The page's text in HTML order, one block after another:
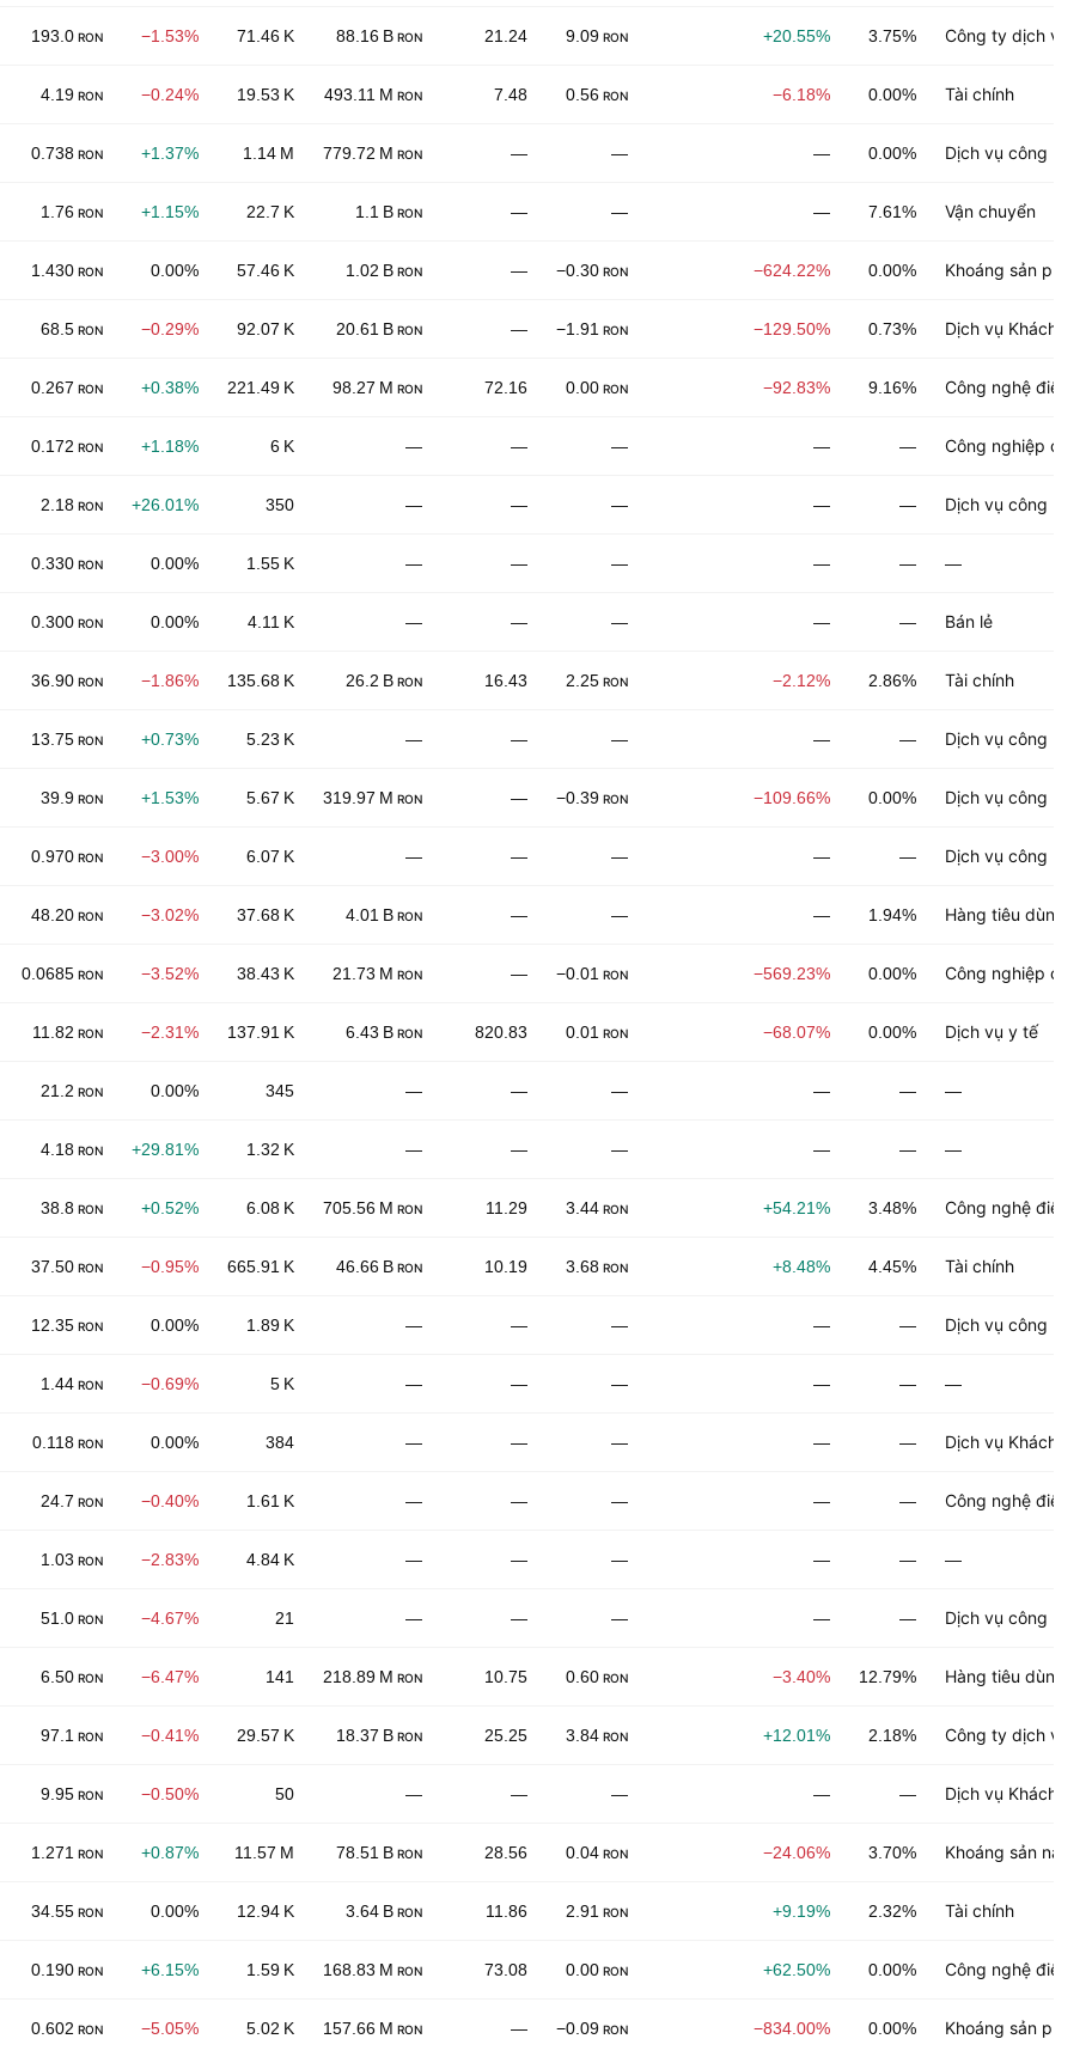
193.0 RON −1.53% 71.46 K 88.16 B RON 21.24 9.09 RON +20.55% 3.75% Công ty dịch vụ
4.19 RON −0.24% 19.53 K 493.11 M RON 7.48 0.56 RON −6.18% 0.00% Tài chính
0.738 RON +1.37% 1.14 M 779.72 M RON — — — 0.00% Dịch vụ công nghệ
1.76 RON +1.15% 22.7 K 1.1 B RON — — — 7.61% Vận chuyển
1.430 RON 0.00% 57.46 K 1.02 B RON — −0.30 RON −624.22% 0.00% Khoáng sản phi
68.5 RON −0.29% 92.07 K 20.61 B RON — −1.91 RON −129.50% 0.73% Dịch vụ Khách
0.267 RON +0.38% 221.49 K 98.27 M RON 72.16 0.00 RON −92.83% 9.16% Công nghệ điện tử
0.172 RON +1.18% 6 K — — — — — Công nghiệp chế
2.18 RON +26.01% 350 — — — — — Dịch vụ công
0.330 RON 0.00% 1.55 K — — — — — —
0.300 RON 0.00% 4.11 K — — — — — Bán lẻ
36.90 RON −1.86% 135.68 K 26.2 B RON 16.43 2.25 RON −2.12% 2.86% Tài chính
13.75 RON +0.73% 5.23 K — — — — — Dịch vụ công nghệ
39.9 RON +1.53% 5.67 K 319.97 M RON — −0.39 RON −109.66% 0.00% Dịch vụ công
0.970 RON −3.00% 6.07 K — — — — — Dịch vụ công nghệ
48.20 RON −3.02% 37.68 K 4.01 B RON — — — 1.94% Hàng tiêu dùng
0.0685 RON −3.52% 38.43 K 21.73 M RON — −0.01 RON −569.23% 0.00% Công nghiệp chế
11.82 RON −2.31% 137.91 K 6.43 B RON 820.83 0.01 RON −68.07% 0.00% Dịch vụ y tế
21.2 RON 0.00% 345 — — — — — —
4.18 RON +29.81% 1.32 K — — — — — —
38.8 RON +0.52% 6.08 K 705.56 M RON 11.29 3.44 RON +54.21% 3.48% Công nghệ điện tử
37.50 RON −0.95% 665.91 K 46.66 B RON 10.19 3.68 RON +8.48% 4.45% Tài chính
12.35 RON 0.00% 1.89 K — — — — — Dịch vụ công nghệ
1.44 RON −0.69% 5 K — — — — — —
0.118 RON 0.00% 384 — — — — — Dịch vụ Khách
24.7 RON −0.40% 1.61 K — — — — — Công nghệ điện tử
1.03 RON −2.83% 4.84 K — — — — — —
51.0 RON −4.67% 21 — — — — — Dịch vụ công
6.50 RON −6.47% 141 218.89 M RON 10.75 0.60 RON −3.40% 12.79% Hàng tiêu dùng
97.1 RON −0.41% 29.57 K 18.37 B RON 25.25 3.84 RON +12.01% 2.18% Công ty dịch vụ
9.95 RON −0.50% 50 — — — — — Dịch vụ Khách
1.271 RON +0.87% 11.57 M 78.51 B RON 28.56 0.04 RON −24.06% 3.70% Khoáng sản năng
34.55 RON 0.00% 12.94 K 3.64 B RON 11.86 2.91 RON +9.19% 2.32% Tài chính
0.190 RON +6.15% 1.59 K 168.83 M RON 73.08 0.00 RON +62.50% 0.00% Công nghệ điện tử
0.602 RON −5.05% 5.02 K 157.66 M RON — −0.09 RON −834.00% 0.00% Khoáng sản phi